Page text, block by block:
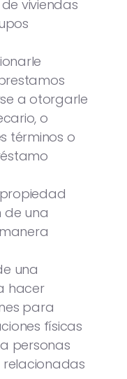
viviendas
a otorgarle
o
términos o
de una
una
hacer
para
físicas
personas